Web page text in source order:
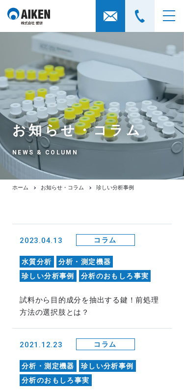
お知らせ・コラム
NEWS & COLUMN
ホーム お知らせ・コラム 珍しい分析事例
2023.04.13 コラム
水質分析
分析・測定機器
珍しい分析事例
分析のおもしろ事実
試料から目的成分を抽出する鍵！前処理
方法の選択肢とは？
2021.12.23 コラム
分析・測定機器
珍しい分析事例
分析のおもしろ事実